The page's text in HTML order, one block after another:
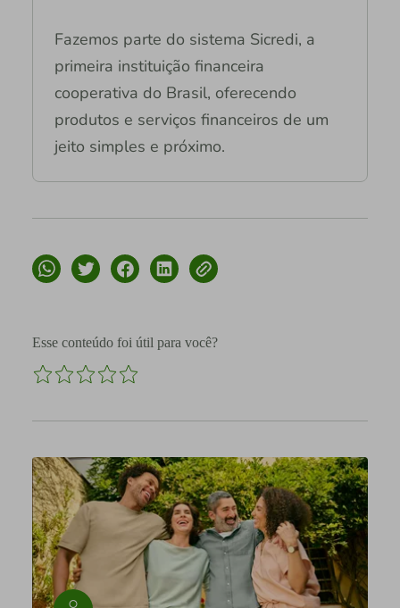
Fazemos parte do sistema Sicredi, a
primeira instituição financeira
cooperativa do Brasil, oferecendo
produtos e serviços financeiros de um
jeito simples e próximo.
Esse conteúdo foi útil para você?